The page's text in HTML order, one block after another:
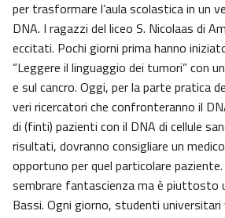
per trasformare l’aula scolastica in un
DNA. I ragazzi del liceo S. Nicolaas di
eccitati. Pochi giorni prima hanno
“Leggere il linguaggio dei tumori” con
e sul cancro. Oggi, per la parte pratica
veri ricercatori che confronteranno il
di (finti) pazienti con il DNA di cellule
risultati, dovranno consigliare un
opportuno per quel particolare
sembrare fantascienza ma è piuttosto
Bassi. Ogni giorno, studenti